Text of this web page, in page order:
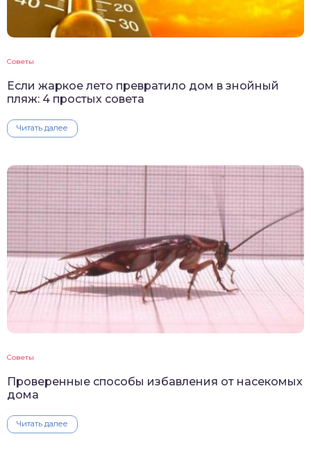
Советы
Если жаркое лето превратило дом в знойный
пляж: 4 простых совета
Читать далее
Советы
Проверенные способы избавления от насекомых
дома
Читать далее